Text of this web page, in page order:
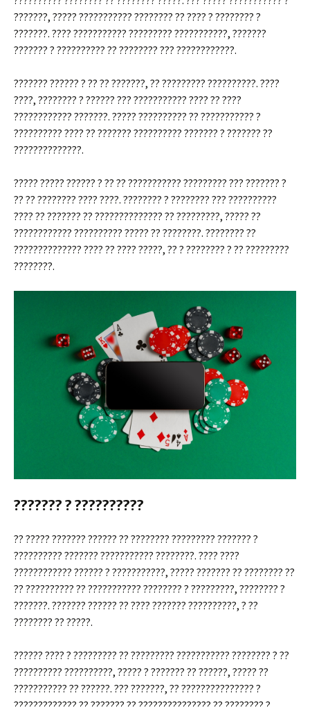
???????, ????? ??????????? ???????? ?? ???? ? ???????? ?
???????. ???? ??????????? ????????? ???????????, ???????
??????? ? ?????????? ?? ???????? ??? ????????????.
??????? ?????? ? ?? ?? ???????, ?? ????????? ??????????. ????
????, ???????? ? ?????? ??? ??????????? ???? ?? ????
???????????? ???????. ????? ?????????? ?? ??????????? ?
?????????? ???? ?? ??????? ?????????? ??????? ? ??????? ??
??????????????.
????? ????? ?????? ? ?? ?? ??????????? ????????? ??? ??????? ?
?? ?? ???????? ???? ????. ???????? ? ???????? ??? ??????????
???? ?? ??????? ?? ?????????????? ?? ?????????, ????? ??
???????????? ?????????? ????? ?? ????????. ???????? ??
?????????????? ???? ?? ???? ?????, ?? ? ???????? ? ?? ?????????
????????.
??????? ? ??????????
?? ????? ??????? ?????? ?? ???????? ????????? ??????? ?
?????????? ??????? ??????????? ????????. ???? ????
???????????? ?????? ? ???????????, ????? ??????? ?? ???????? ??
?? ?????????? ?? ??????????? ???????? ? ?????????, ???????? ?
???????. ??????? ?????? ?? ???? ??????? ??????????, ? ??
???????? ?? ?????.
?????? ???? ? ????????? ?? ????????? ??????????? ???????? ? ??
?????????? ??????????, ????? ? ??????? ?? ??????, ????? ??
??????????? ?? ??????. ??? ???????, ?? ??????????????? ?